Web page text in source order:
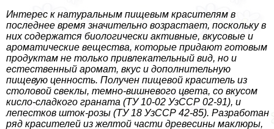
Интерес к натуральным пищевым красителям в
последнее время значительно возрастает, поскольку в
них содержатся биологически активные, вкусовые и
ароматические вещества, которые придают готовым
продуктам не только привлекательный вид, но и
естественный аромат, вкус и дополнительную
пищевую ценность. Получен пищевой краситель из
столовой свеклы, темно-вишневого цвета, со вкусом
кисло-сладкого граната (ТУ 10-02 УзССР 02-91), и
лепестков шток-розы (ТУ 18 УзССР 42-85). Разработан
ряд красителей из желтой части древесины маклюры,